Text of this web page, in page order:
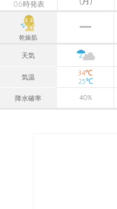
06時発表
乾燥肌
天気
気温
34℃
25℃
降水確率 40%